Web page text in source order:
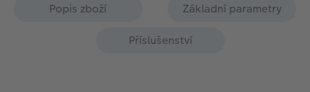
Popis zboží
Základní parametry
Příslušenství